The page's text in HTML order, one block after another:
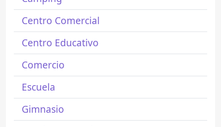
Centro Comercial
Centro Educativo
Comercio
Escuela
Gimnasio